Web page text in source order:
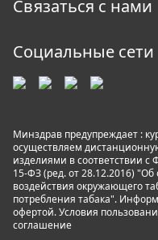
Связаться с нами
Социальные сети
Минздрав предупреждает :
осуществляем
изделиями в соответствии с
15-ФЗ (ред. от 28.12.2016)
воздействия окружающего
потребления табака".
офертой. Условия
соглашение